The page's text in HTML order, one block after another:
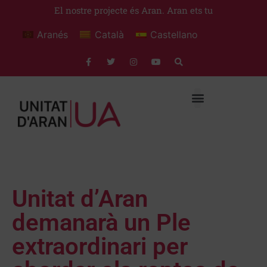
El nostre projecte és Aran. Aran ets tu
Aranés Català Castellano
Unitat d’Aran
demanarà un Ple
extraordinari per